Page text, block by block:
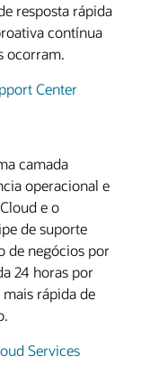
resposta rápida
contínua
ocorram.
Center
camada
operacional e
e o
de suporte
de negócios por
24 horas por
rápida de
Services